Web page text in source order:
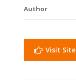
Author
Visit Site